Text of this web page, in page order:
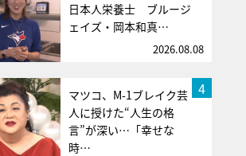
日本人栄養士 ブルージ
ェイズ・岡本和真…
2026.08.08
4
マツコ、M-1ブレイク芸
人に授けた“人生の格
言”が深い…「幸せな
時…